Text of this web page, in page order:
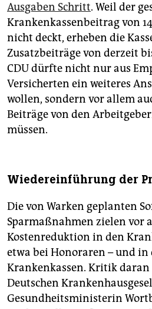
Ausgaben Schritt. Weil der
Krankenkassenbeitrag von
nicht deckt, erheben die
Zusatzbeiträge von derzeit
CDU dürfte nicht nur aus
Versicherten ein weiteres
wollen, sondern vor allem
Beiträge von den
müssen.
Wiedereinführung der
Die von Warken geplanten
Sparmaßnahmen zielen vor
Kostenreduktion in den
etwa bei Honoraren – und
Krankenkassen. Kritik daran
Deutschen
Gesundheitsministerin